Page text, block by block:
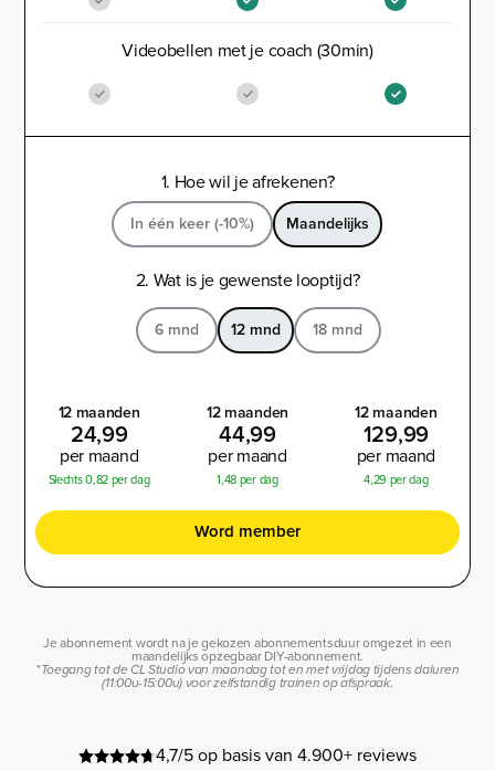
Videobellen met je coach (30min)
1. Hoe wil je afrekenen?
2. Wat is je gewenste looptijd?
In één keer (-10%) Maandelijks
6 mnd 12 mnd 18 mnd
12 maanden
24,99
per maand
Slechts 0,82 per dag
12 maanden
44,99
per maand
1,48 per dag
12 maanden
129,99
per maand
4,29 per dag
Word member
Je abonnement wordt na je gekozen abonnementsduur omgezet in een
maandelijks opzegbaar DIY-abonnement.
*Toegang tot de CL Studio van maandag tot en met vrijdag tijdens daluren
(11:00u-15:00u) voor zelfstandig trainen op afspraak.
4,7/5 op basis van 4.900+ reviews